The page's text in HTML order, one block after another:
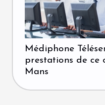
Médiphone
prestations de ce
Mans